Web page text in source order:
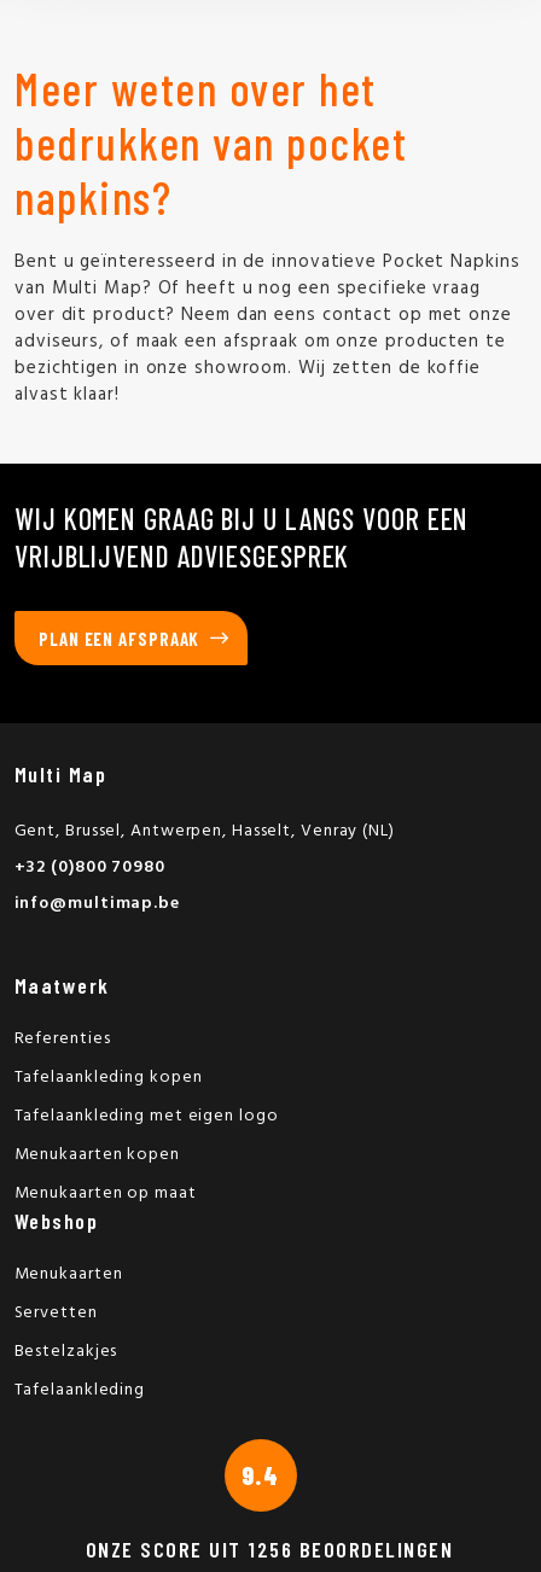
Meer weten over het
bedrukken van pocket
napkins?
Bent u geïnteresseerd in de innovatieve Pocket Napkins
van Multi Map? Of heeft u nog een specifieke vraag
over dit product? Neem dan eens contact op met onze
adviseurs, of maak een afspraak om onze producten te
bezichtigen in onze showroom. Wij zetten de koffie
alvast klaar!
WIJ KOMEN GRAAG BIJ U LANGS VOOR EEN
VRIJBLIJVEND ADVIESGESPREK
PLAN EEN AFSPRAAK
Multi Map
Gent, Brussel, Antwerpen, Hasselt, Venray (NL)
+32 (0)800 70980
info@multimap.be
Maatwerk
Referenties
Tafelaankleding kopen
Tafelaankleding met eigen logo
Menukaarten kopen
Menukaarten op maat
Webshop
Menukaarten
Servetten
Bestelzakjes
Tafelaankleding
9.4
ONZE SCORE UIT 1256 BEOORDELINGEN